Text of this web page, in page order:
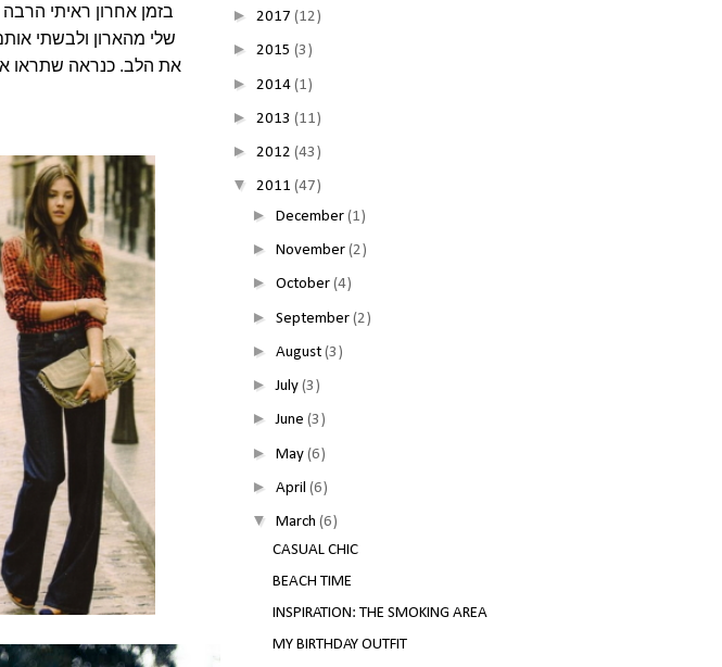
בזמן אחרון ראיתי
שלי מהארון ולבשתי
את הלב. כנראה שתראו
► 2017 (12)
► 2015 (3)
► 2014 (1)
► 2013 (11)
► 2012 (43)
▼ 2011 (47)
► December (1)
► November (2)
► October (4)
► September (2)
► August (3)
►July (3)
►June (3)
► May (6)
► April (6)
▼ March (6)
CASUAL CHIC
BEACH TIME
INSPIRATION: THE SMOKING AREA
MY BIRTHDAY OUTFIT